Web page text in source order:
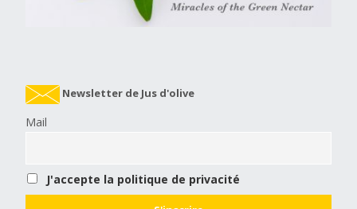
Newsletter de Jus d'olive
Mail
J'accepte la politique de privacité